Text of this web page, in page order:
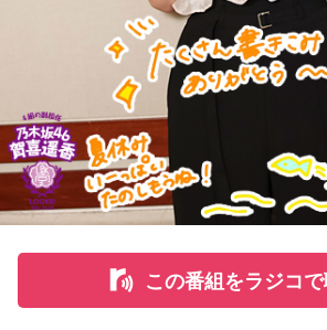
そんな「419列車」が小仏峠の登り坂に
クンとスピードが落ちます。突然、バリ
な音が響き渡り、列車は牽引する電気
半分まで湯の花トンネルに入ったところ
た。
「機銃掃射だ！」
そんな叫びと悲鳴が同時に響き渡り、ギ
とすさまじい音が迫ります。アメリカ軍
この番組をラジコで